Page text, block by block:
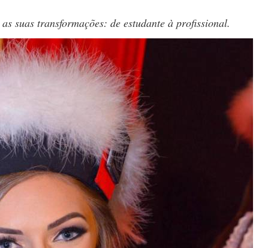
suas transformações: de estudante à profissional.